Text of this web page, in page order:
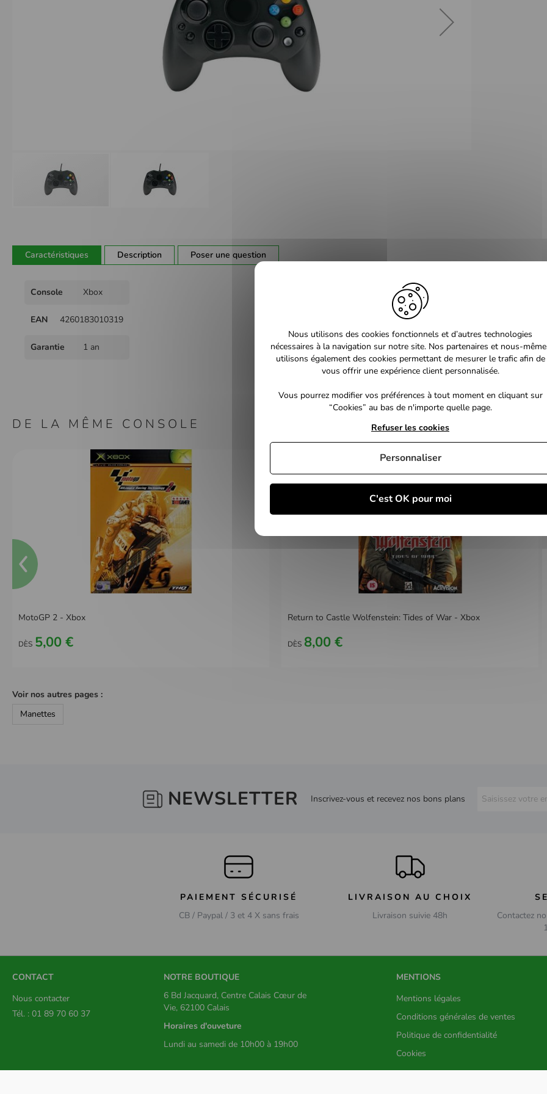
la
d’images
Caractéristiques
d'infos
Console Xbox
EAN 4260183010319
Garantie 1 an
Description Poser une question
DE LA MÊME CONSOLE
MotoGP 2 - Xbox
DÈS 5,00 €
Return to Castle Wolfenstein: Tides of War - Xbox
DÈS 8,00 €
Voir nos autres pages :
Manettes
NEWSLETTER Inscrivez-vous et recevez nos bons plans
PAIEMENT SÉCURISÉ
CB / Paypal / 3 et 4 X sans frais
LIVRAISON AU CHOIX
Livraison suivie 48h
Contactez
CONTACT
Nous contacter
Tél. : 01 89 70 60 37
NOTRE BOUTIQUE
6 Bd Jacquard, Centre Calais Cœur de
Vie, 62100 Calais
Horaires d'ouveture
Lundi au samedi de 10h00 à 19h00
MENTIONS
Mentions légales
Conditions générales de ventes
Politique de confidentialité
Cookies
Nous utilisons des cookies fonctionnels et d’autres technologies
nécessaires à la navigation sur notre site. Nos partenaires et nous-
utilisons également des cookies permettant de mesurer le trafic afin de
vous offrir une expérience client personnalisée.
Vous pourrez modifier vos préférences à tout moment en cliquant sur
“Cookies” au bas de n'importe quelle page.
C'est OK pour moi
Refuser les cookies
Personnaliser